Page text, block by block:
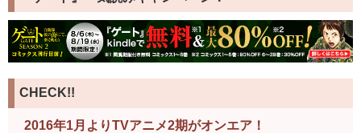
CHECK!!
2016年1月よりTVアニメ2期がオンエア！